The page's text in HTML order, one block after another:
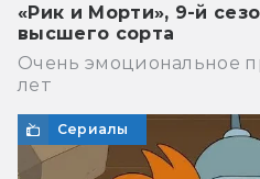
«Рик и Морти», 9-й
высшего сорта
Очень эмоциональное
лет
Сериалы